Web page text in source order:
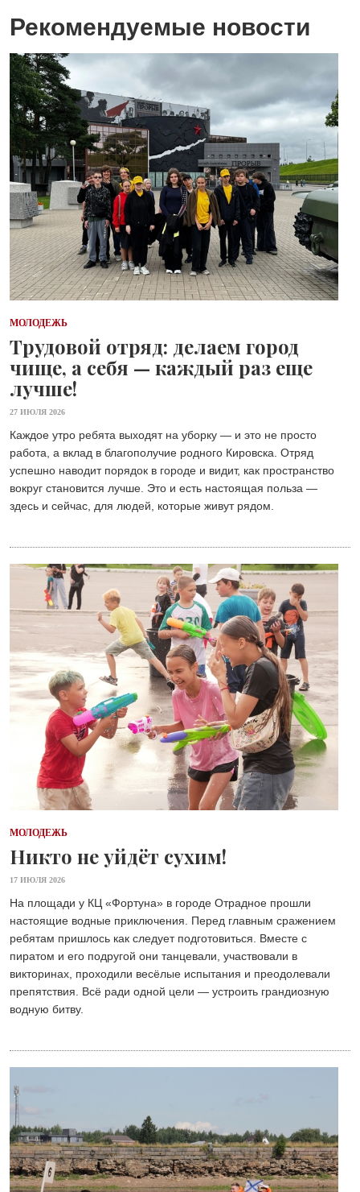
Рекомендуемые новости
МОЛОДЕЖЬ
Трудовой отряд: делаем город
чище, а себя — каждый раз еще
лучше!
27 ИЮЛЯ 2026
Каждое утро ребята выходят на уборку — и это не просто
работа, а вклад в благополучие родного Кировска. Отряд
успешно наводит порядок в городе и видит, как пространство
вокруг становится лучше. Это и есть настоящая польза —
здесь и сейчас, для людей, которые живут рядом.
МОЛОДЕЖЬ
Никто не уйдёт сухим!
17 ИЮЛЯ 2026
На площади у КЦ «Фортуна» в городе Отрадное прошли
настоящие водные приключения. Перед главным сражением
ребятам пришлось как следует подготовиться. Вместе с
пиратом и его подругой они танцевали, участвовали в
викторинах, проходили весёлые испытания и преодолевали
препятствия. Всё ради одной цели — устроить грандиозную
водную битву.